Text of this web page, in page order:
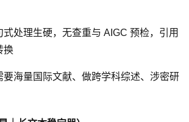
式处理生硬，无查重与 AIGC 预检，引用
换
要海量国际文献、做跨学科综述、涉密研